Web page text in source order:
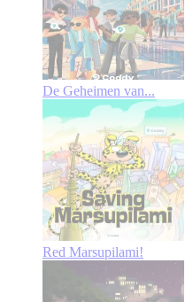
De Geheimen van...
Red Marsupilami!